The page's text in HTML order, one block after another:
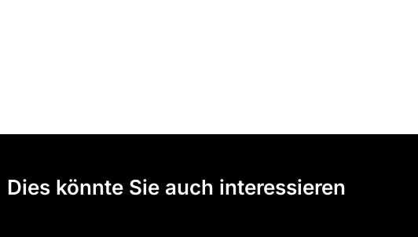
Dies könnte Sie auch interessieren